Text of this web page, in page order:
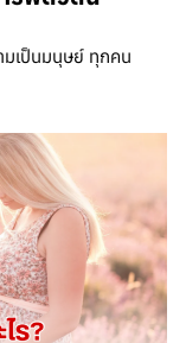
มเป็นมนุษย์ ทุกคน